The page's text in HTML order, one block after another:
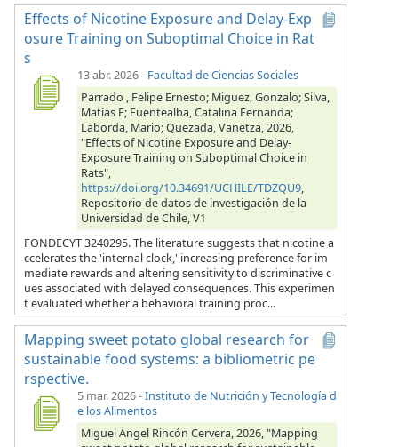
Effects of Nicotine Exposure and Delay-Exp
osure Training on Suboptimal Choice in Rat
s
13 abr. 2026- Facultad de Ciencias Sociales
Parrado , Felipe Ernesto; Miguez, Gonzalo; Silva,
Matías F; Fuentealba, Catalina Fernanda;
Laborda, Mario; Quezada, Vanetza, 2026,
"Effects of Nicotine Exposure and Delay-
Exposure Training on Suboptimal Choice in
Rats",
https://doi.org/10.34691/UCHILE/TDZQU9,
Repositorio de datos de investigación de la
Universidad de Chile, V1
FONDECYT 3240295. The literature suggests that nicotine a
ccelerates the 'internal clock,' increasing preference for im
mediate rewards and altering sensitivity to discriminative c
ues associated with delayed consequences. This experimen
t evaluated whether a behavioral training proc...
Mapping sweet potato global research for
sustainable food systems: a bibliometric pe
rspective.
5 mar. 2026-Instituto de Nutrición y Tecnología d
e los Alimentos
Miguel Ángel Rincón Cervera, 2026, "Mapping